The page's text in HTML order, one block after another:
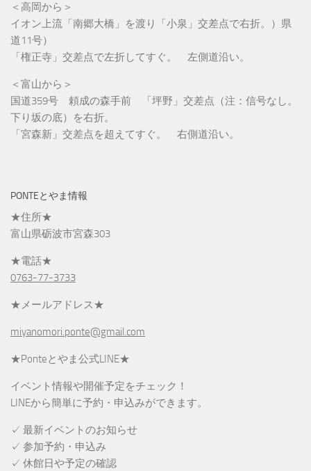
＜高岡から＞
イオン上流「南郷大橋」を渡り「小泉」交差点で右折。）県
道11号）
「権正寺」交差点で左折してすぐ。 左側道沿い。
＜富山から＞
国道359号 頼成の森手前 「坪野」交差点（注：信号なし。
下り坂の底）を右折。
「宮森新」交差点を超えてすぐ。 右側道沿い。
PONTEとやま情報
★住所★
富山県砺波市宮森303
★電話★
0763-77-3733
★メールアドレス★
miyanomori.ponte@gmail.com
★Ponteとやま公式LINE★
イベント情報や開催予定をチェック！
LINEから簡単に予約・申込みができます。
✓ 最新イベントのお知らせ
✓ 参加予約・申込み
✓ 休館日や予定の確認